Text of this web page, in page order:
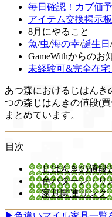
毎日確認！カブ価
アイテム交換掲示
8月にやること
魚/虫/海の幸/誕生日 /
GameWithからのお
未経験可&完全在宅
あつ森におけるじはんき
つの森じはんきの値段(
まとめています。
目次
じはんきの値段
色パターン・リ
家具関連リンク